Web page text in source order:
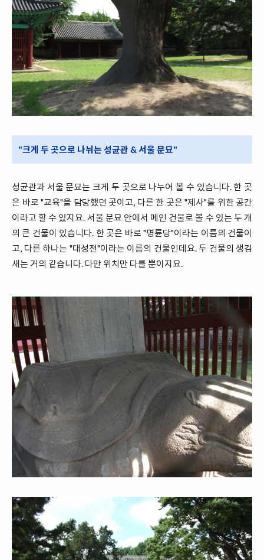
"크게 두 곳으로 나뉘는 성균관 & 서울 문묘"
성균관과 서울 문묘는 크게 두 곳으로 나누어 볼 수 있습니다. 한 곳
은 바로 "교육"을 담당했던 곳이고, 다른 한 곳은 "제사"를 위한 공간
이라고 할 수 있지요. 서울 문묘 안에서 메인 건물로 볼 수 있는 두 개
의 큰 건물이 있습니다. 한 곳은 바로 "명륜당"이라는 이름의 건물이
고, 다른 하나는 "대성전"이라는 이름의 건물인데요. 두 건물의 생김
새는 거의 같습니다. 다만 위치만 다를 뿐이지요.